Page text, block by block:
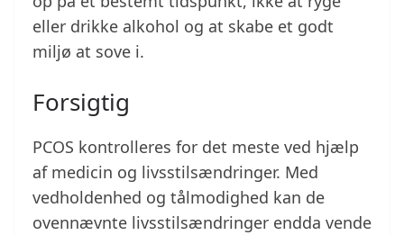
eller drikke alkohol og at skabe et godt
miljø at sove i.
Forsigtig
PCOS kontrolleres for det meste ved hjælp
af medicin og livsstilsændringer. Med
vedholdenhed og tålmodighed kan de
ovennævnte livsstilsændringer endda vende